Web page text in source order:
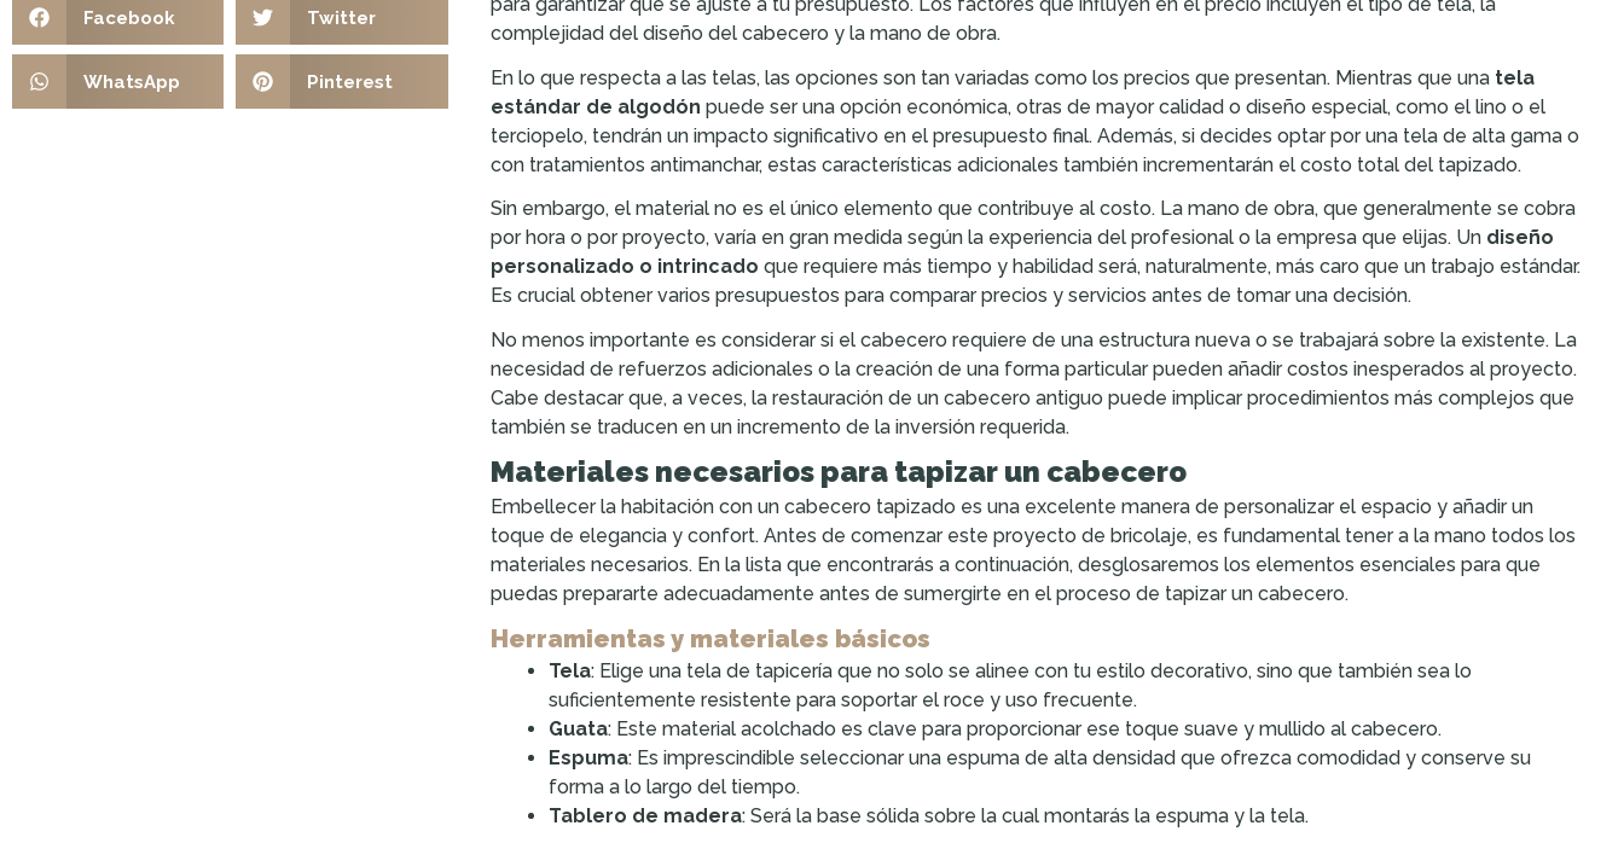
Facebook Twitter
WhatsApp Pinterest
complejidad del diseño del cabecero y la mano de obra.
En lo que respecta a las telas, las opciones son tan variadas como los precios que presentan. Mientras que una tela
estándar de algodón puede ser una opción económica, otras de mayor calidad o diseño especial, como el lino o el
terciopelo, tendrán un impacto significativo en el presupuesto final. Además, si decides optar por una tela de alta gama o
con tratamientos antimanchar, estas características adicionales también incrementarán el costo total del tapizado.
Sin embargo, el material no es el único elemento que contribuye al costo. La mano de obra, que generalmente se cobra
por hora o por proyecto, varía en gran medida según la experiencia del profesional o la empresa que elijas. Un diseño
personalizado o intrincado que requiere más tiempo y habilidad será, naturalmente, más caro que un trabajo estándar.
Es crucial obtener varios presupuestos para comparar precios y servicios antes de tomar una decisión.
No menos importante es considerar si el cabecero requiere de una estructura nueva o se trabajará sobre la existente. La
necesidad de refuerzos adicionales o la creación de una forma particular pueden añadir costos inesperados al proyecto.
Cabe destacar que, a veces, la restauración de un cabecero antiguo puede implicar procedimientos más complejos que
también se traducen en un incremento de la inversión requerida.
Materiales necesarios para tapizar un cabecero
Embellecer la habitación con un cabecero tapizado es una excelente manera de personalizar el espacio y añadir un
toque de elegancia y confort. Antes de comenzar este proyecto de bricolaje, es fundamental tener a la mano todos los
materiales necesarios. En la lista que encontrarás a continuación, desglosaremos los elementos esenciales para que
puedas prepararte adecuadamente antes de sumergirte en el proceso de tapizar un cabecero.
Herramientas y materiales básicos
Tela: Elige una tela de tapicería que no solo se alinee con tu estilo decorativo, sino que también sea lo
suficientemente resistente para soportar el roce y uso frecuente.
Guata: Este material acolchado es clave para proporcionar ese toque suave y mullido al cabecero.
Espuma: Es imprescindible seleccionar una espuma de alta densidad que ofrezca comodidad y conserve su
forma a lo largo del tiempo.
Tablero de madera: Será la base sólida sobre la cual montarás la espuma y la tela.